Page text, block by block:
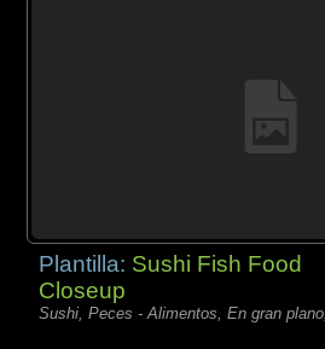
Plantilla: Sushi Fish Food
Closeup
Sushi, Peces - Alimentos, En gran plano,